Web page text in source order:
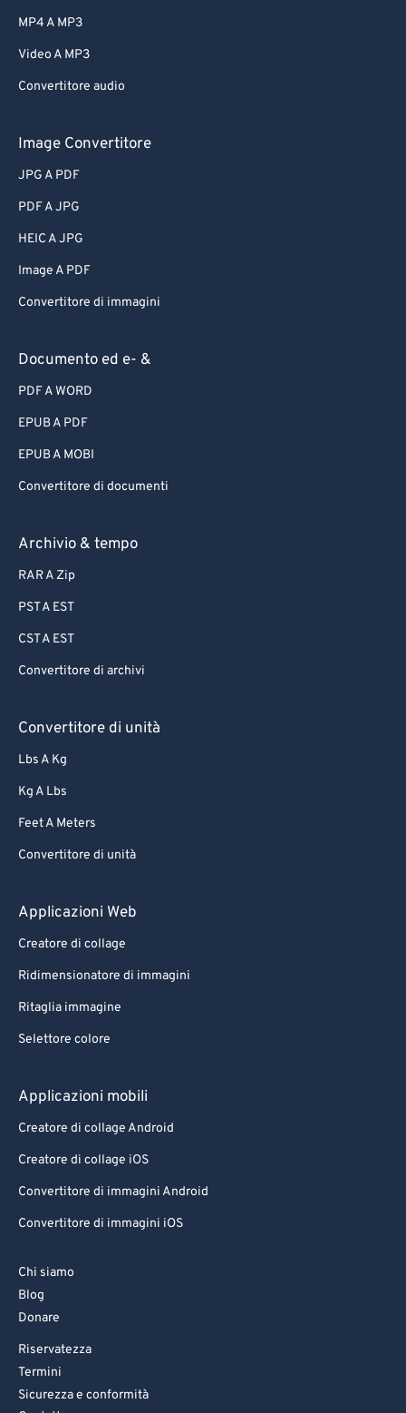
MP4 A MP3
Video A MP3
Convertitore audio
Image Convertitore
JPG A PDF
PDF A JPG
HEIC A JPG
Image A PDF
Convertitore di immagini
Documento ed e- &
PDF A WORD
EPUB A PDF
EPUB A MOBI
Convertitore di documenti
Archivio & tempo
RAR A Zip
PST A EST
CST A EST
Convertitore di archivi
Convertitore di unità
Lbs A Kg
Kg A Lbs
Feet A Meters
Convertitore di unità
Applicazioni Web
Creatore di collage
Ridimensionatore di immagini
Ritaglia immagine
Selettore colore
Applicazioni mobili
Creatore di collage Android
Creatore di collage iOS
Convertitore di immagini Android
Convertitore di immagini iOS
Chi siamo
Blog
Donare
Riservatezza
Termini
Sicurezza e conformità